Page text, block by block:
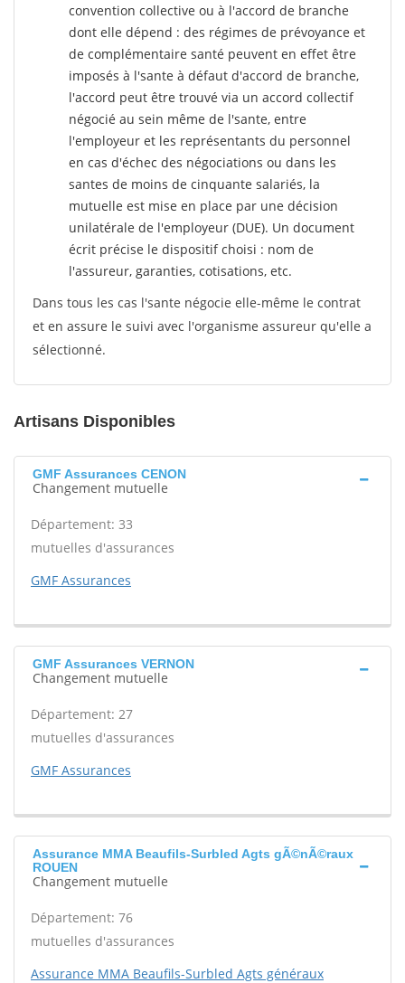
convention collective ou à l'accord de branche
dont elle dépend : des régimes de prévoyance et
de complémentaire santé peuvent en effet être
imposés à l'sante à défaut d'accord de branche,
l'accord peut être trouvé via un accord collectif
négocié au sein même de l'sante, entre
l'employeur et les représentants du personnel
en cas d'échec des négociations ou dans les
santes de moins de cinquante salariés, la
mutuelle est mise en place par une décision
unilatérale de l'employeur (DUE). Un document
écrit précise le dispositif choisi : nom de
l'assureur, garanties, cotisations, etc.
Dans tous les cas l'sante négocie elle-même le contrat
et en assure le suivi avec l'organisme assureur qu'elle a
sélectionné.
Artisans Disponibles
GMF Assurances CENON
Changement mutuelle
Département: 33
mutuelles d'assurances
GMF Assurances
GMF Assurances VERNON
Changement mutuelle
Département: 27
mutuelles d'assurances
GMF Assurances
Assurance MMA Beaufils-Surbled Agts gÃ©nÃ©raux
ROUEN
Changement mutuelle
Département: 76
mutuelles d'assurances
Assurance MMA Beaufils-Surbled Agts généraux